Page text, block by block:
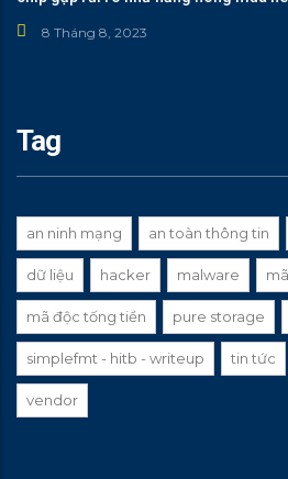
8 Tháng 8, 2023
Tag
an ninh mạng an toàn thông tin
dữ liệu hacker malware
mã độc tống tiền pure storage
simplefmt - hitb - writeup tin tức
vendor